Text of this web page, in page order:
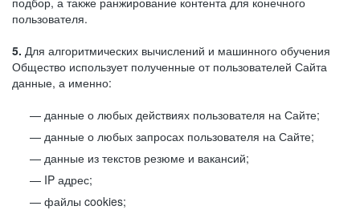
пользователя.
5. Для алгоритмических вычислений и машинного обучения
Общество использует полученные от пользователей Сайта
данные, а именно:
данные о любых действиях пользователя на Сайте;
данные о любых запросах пользователя на Сайте;
данные из текстов резюме и вакансий;
IP адрес;
файлы cookies;